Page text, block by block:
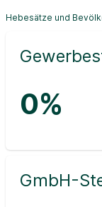
Hebesätze und
0%
GmbH-